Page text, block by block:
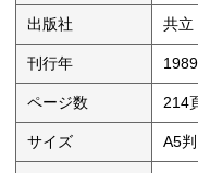
出版社 共立
刊行年
ページ数 214
サイズ A5判